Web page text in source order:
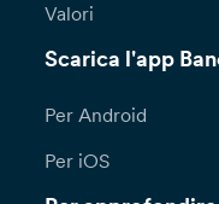
Valori
Scarica l'app
Per Android
Per iOS